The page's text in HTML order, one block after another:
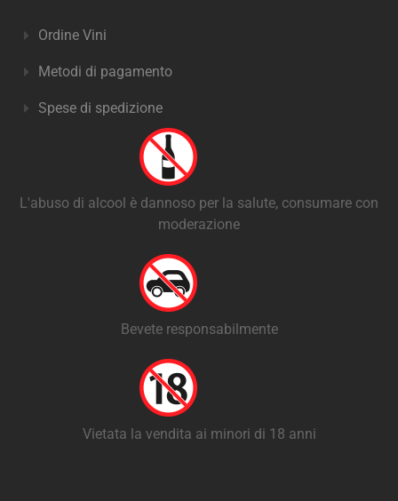
Ordine Vini
Metodi di pagamento
Spese di spedizione
L'abuso di alcool è dannoso per la salute, consumare con
moderazione
Bevete responsabilmente
Vietata la vendita ai minori di 18 anni